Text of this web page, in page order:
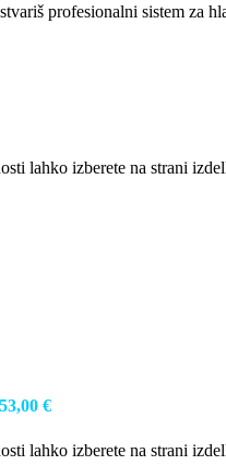
profesionalni sistem za
lahko izberete na strani
€
lahko izberete na strani